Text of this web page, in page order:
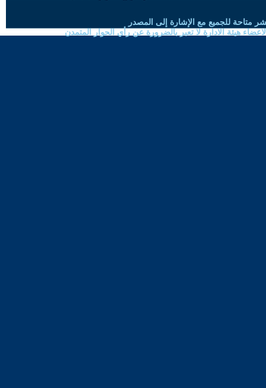
متاحة للجميع مع الإشارة إلى المصدر
هيئة الادارة لا تعبر بالضرورة عن رأي الحوار المتمدن